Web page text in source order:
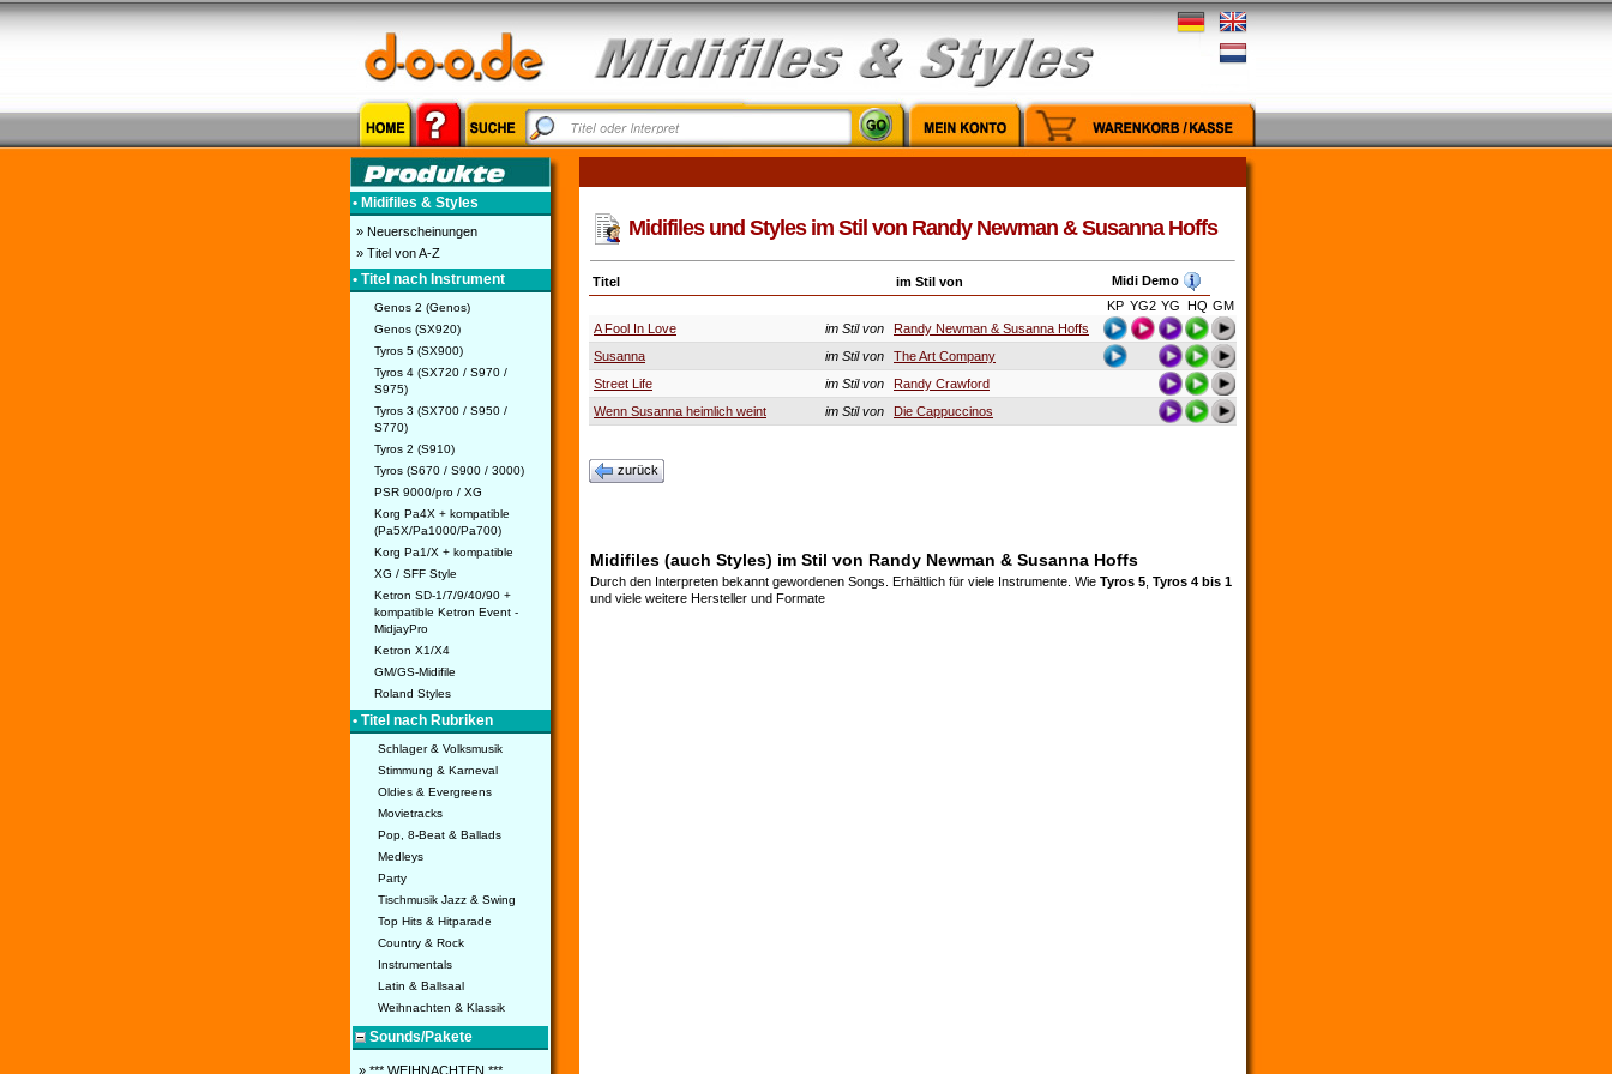
• Midifiles & Styles
» Neuerscheinungen
» Titel von A-Z
• Titel nach Instrument
Genos 2 (Genos)
Genos (SX920)
Tyros 5 (SX900)
Tyros 4 (SX720 / S970 /
S975)
Tyros 3 (SX700 / S950 /
S770)
Tyros 2 (S910)
Tyros (S670 / S900 / 3000)
PSR 9000/pro / XG
Korg Pa4X + kompatible
(Pa5X/Pa1000/Pa700)
Korg Pa1/X + kompatible
XG / SFF Style
Ketron SD-1/7/9/40/90 +
kompatible Ketron Event -
MidjayPro
Ketron X1/X4
GM/GS-Midifile
Roland Styles
• Titel nach Rubriken
Schlager & Volksmusik
Stimmung & Karneval
Oldies & Evergreens
Movietracks
Pop, 8-Beat & Ballads
Medleys
Party
Tischmusik Jazz & Swing
Top Hits & Hitparade
Country & Rock
Instrumentals
Latin & Ballsaal
Weihnachten & Klassik
Sounds/Pakete
» *** WEIHNACHTEN ***
Midifiles und Styles im Stil von Randy Newman & Susanna Hoffs
Titel im Stil von
Midi Demo
KP YG2 YG HQ GM
A Fool In Love
im Stil von
Randy Newman & Susanna Hoffs
Susanna
im Stil von
The Art Company
Street Life
im Stil von
Randy Crawford
Wenn Susanna heimlich weint
im Stil von Die Cappuccinos
zurück
Midifiles (auch Styles) im Stil von Randy Newman & Susanna Hoffs
Durch den Interpreten bekannt gewordenen Songs. Erhältlich für viele Instrumente. Wie Tyros 5 Tyros 4 bis 1
und viele weitere Hersteller und Formate